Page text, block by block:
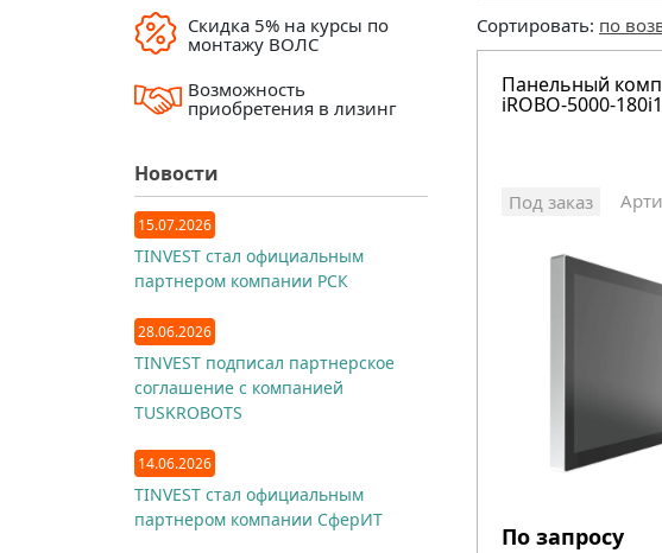
Скидка 5% на курсы по
монтажу ВОЛС
Возможность
приобретения в лизинг
Новости
15.07.2026
TINVEST стал официальным
партнером компании РСК
28.06.2026
TINVEST подписал партнерское
соглашение с компанией
TUSKROBOTS
14.06.2026
TINVEST стал официальным
партнером компании СферИТ
Сортировать: по
Панельный
iROBO-5000-
Под заказ
По запросу